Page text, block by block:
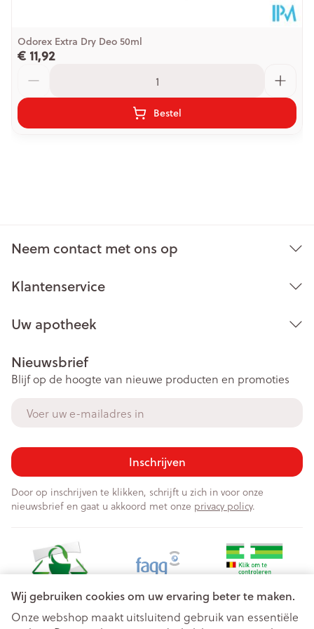
Wij gebruiken cookies om uw ervaring beter te maken.
Onze webshop maakt uitsluitend gebruik van essentiële
Odorex Extra Dry Deo 50ml
€ 11,92
Bestel
Neem contact met ons op
Klantenservice
Uw apotheek
Nieuwsbrief
Blijf op de hoogte van nieuwe producten en promoties
Inschrijven
Door op inschrijven te klikken, schrijft u zich in voor onze
nieuwsbrief en gaat u akkoord met onze privacy policy.